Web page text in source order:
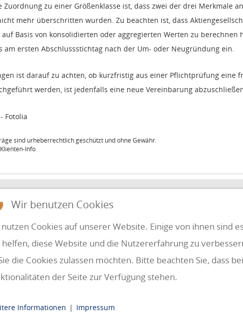
Zuordnung zu einer Größenklasse ist, dass zwei der drei Merkmale
mehr überschritten wurden. Zu beachten ist, dass
Basis von konsolidierten oder aggregierten Werten zu
am ersten Abschlussstichtag nach der Um- oder Neugründung ein.
ist darauf zu achten, ob kurzfristig aus einer Pflichtprüfung eine
werden, ist jedenfalls eine neue Vereinbarung
Fotolia
sind urheberrechtlich geschützt und ohne Gewähr.
Info
UND WIRTSCHAFTSPRÜFUNG
office@holzinger.at
Fax: +43 7272 39 79 - 9
Wir benutzen Cookies
Cookies auf unserer Website. Einige von ihnen sind
helfen, diese Website und die Nutzererfahrung zu
die Cookies zulassen möchten. Bitte beachten Sie, dass
der Seite zur Verfügung stehen.
Informationen | Impressum